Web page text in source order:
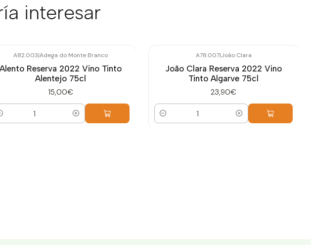
interesar
A82.003|Adega do Monte Branco
Alento Reserva 2022 Vino Tinto
Alentejo 75cl
15,00€
A78.007|João Clara
João Clara Reserva 2022 Vino
Tinto Algarve 75cl
23,90€
Cantidad